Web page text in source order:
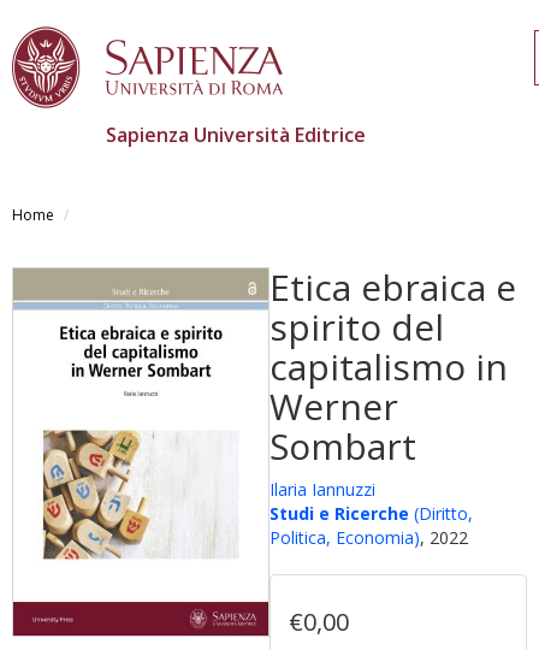
contenuto
Sapienza Università Editrice
Home
Etica ebraica e
spirito del
capitalismo in
Werner
Sombart
Ilaria Iannuzzi
Studi e Ricerche (Diritto,
Politica, Economia), 2022
€0,00